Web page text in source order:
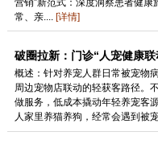
常、亲.... [详情]
破圈拉新：门诊“人宠健康
概述：针对养宠人群日常被宠物
周边宠物店联动的轻获客路径。
做服务，低成本撬动年轻养宠客
人家里养猫养狗，经常会遇到被